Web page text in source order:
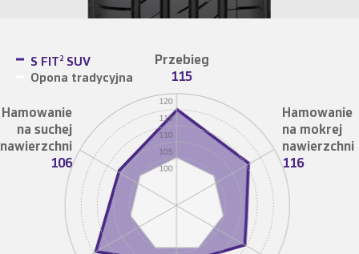
S FIT2 SUV
Opona tradycyjna
Przebieg
115
Hamowanie
na mokrej
nawierzchni
116
Hamowanie
na suchej
nawierzchni
106